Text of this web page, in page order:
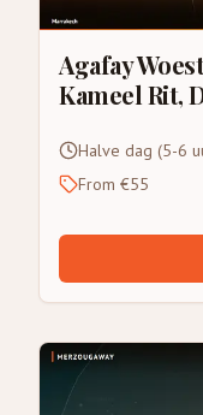
Agafay
Kameel Rit,
Halve dag (5-6
From €55